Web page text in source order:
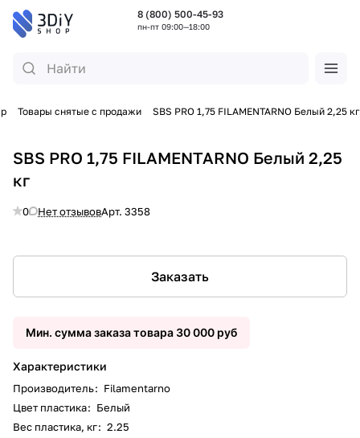
8 (800) 500-45-93
пн-пт 09:00—18:00
Товары снятые с продажи SBS PRO 1,75 FILAMENTARNO Белый 2,25 кг
SBS PRO 1,75 FILAMENTARNO Белый 2,25
кг
0 Нет отзывовАрт. 3358
Заказать
Мин. сумма заказа товара 30 000 руб
Характеристики
Производитель: Filamentarno
Цвет пластика: Белый
Вес пластика, кг: 2.25